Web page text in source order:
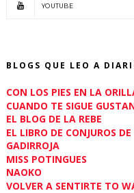
YOUTUBE
BLOGS QUE LEO A
CON LOS PIES EN LA
CUANDO TE SIGUE
EL BLOG DE LA REBE
EL LIBRO DE CONJUROS
GADIRROJA
MISS POTINGUES
NAOKO
VOLVER A SENTIRTE TO